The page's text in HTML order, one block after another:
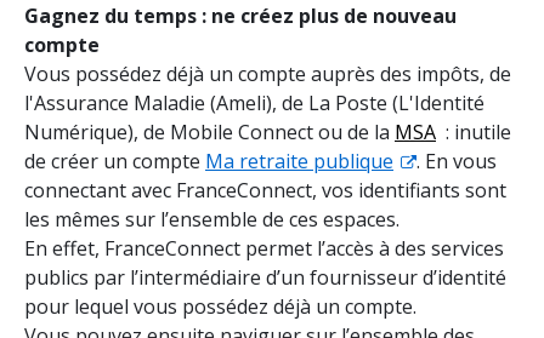
Gagnez du temps : ne créez plus de nouveau
compte
Vous possédez déjà un compte auprès des impôts, de
l'Assurance Maladie (Ameli), de La Poste (L'Identité
Numérique), de Mobile Connect ou de la MSA : inutile
de créer un compte Ma retraite publique
. En vous
connectant avec FranceConnect, vos identifiants sont
les mêmes sur l’ensemble de ces espaces.
En effet, FranceConnect permet l’accès à des services
publics par l’intermédiaire d’un fournisseur d’identité
pour lequel vous possédez déjà un compte.